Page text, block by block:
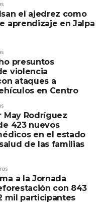
nacional que tuvo como
de Puebla, al que
tres órdenes de
el jefe del
su compromiso
material vegetal, al
de la jornada
6.6 millones de árboles y
sobre una
Puebla incluyó la firma
Nacional de
de la Nación, el
Medio Ambiente y una
para la siembra de
el ajedrez como
aprendizaje en Jalpa
presuntos
violencia
ataques a
en Centro
May Rodríguez
423 nuevos
en el estado
de las familias
a la Jornada
con 843
mil participantes